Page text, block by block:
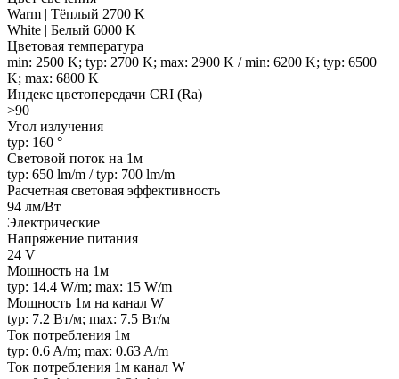
Warm | Тёплый 2700 K
White | Белый 6000 K
Цветовая температура
min: 2500 K; typ: 2700 K; max: 2900 K / min: 6200 K; typ: 6500
K; max: 6800 K
Индекс цветопередачи CRI (Ra)
>90
Угол излучения
typ: 160 °
Световой поток на 1м
typ: 650 lm/m / typ: 700 lm/m
Расчетная световая эффективность
94 лм/Вт
Электрические
Напряжение питания
24 V
Мощность на 1м
typ: 14.4 W/m; max: 15 W/m
Мощность 1м на канал W
typ: 7.2 Вт/м; max: 7.5 Вт/м
Ток потребления 1м
typ: 0.6 A/m; max: 0.63 A/m
Ток потребления 1м канал W